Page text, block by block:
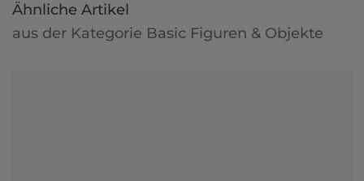
Ähnliche Artikel
aus der Kategorie Basic Figuren & Objekte